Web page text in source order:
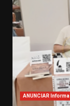
ANUNCIAR Informa